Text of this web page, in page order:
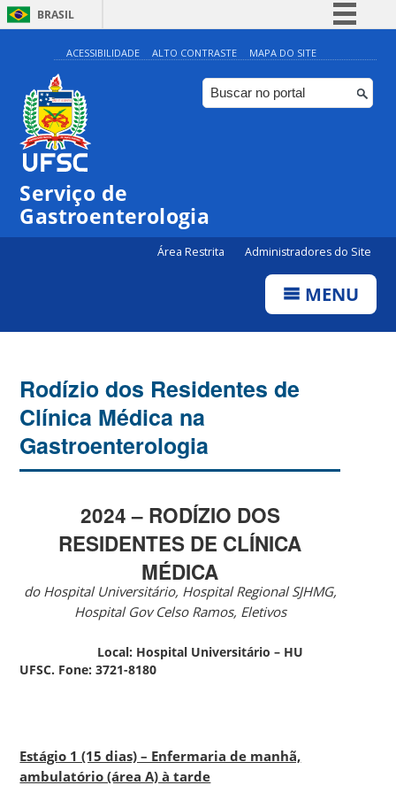
BRASIL
Simplifique!
Comunica BR
Participe
ACESSIBILIDADE ALTO CONTRASTE MAPA DO SITE
Serviço de
Gastroenterologia
Área Restrita Administradores do Site
MENU
Rodízio dos Residentes de
Clínica Médica na
Gastroenterologia
2024 – RODÍZIO DOS
RESIDENTES DE CLÍNICA
MÉDICA
do Hospital Universitário, Hospital Regional SJHMG,
Hospital Gov Celso Ramos, Eletivos
Local: Hospital Universitário – HU
UFSC. Fone: 3721-8180
Estágio 1 (15 dias) – Enfermaria de manhã,
ambulatório (área A) à tarde